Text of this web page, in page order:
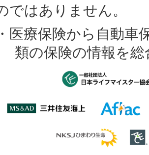
ではありません。
医療保険から自動車
類の保険の情報を